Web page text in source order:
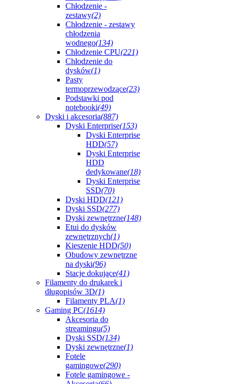
Chłodzenie -
zestawy(2)
Chłodzenie - zestawy
chłodzenia
wodnego(134)
Chłodzenie CPU(221)
Chłodzenie do
dysków(1)
Pasty
termoprzewodzące(23)
Podstawki pod
notebooki(49)
Dyski i akcesoria(887)
Dyski Enterprise(153)
Dyski Enterprise
HDD(57)
Dyski Enterprise
HDD
dedykowane(18)
Dyski Enterprise
SSD(70)
Dyski HDD(121)
Dyski SSD(277)
Dyski zewnętrzne(148)
Etui do dysków
zewnętrznych(1)
Kieszenie HDD(50)
Obudowy zewnętrzne
na dyski(96)
Stacje dokujące(41)
Filamenty do drukarek i
długopisów 3D(1)
Filamenty PLA(1)
Gaming PC(1614)
Akcesoria do
streamingu(5)
Dyski SSD(134)
Dyski zewnętrzne(1)
Fotele
gamingowe(290)
Fotele gamingowe -